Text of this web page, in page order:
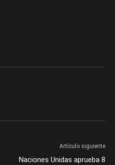
Artículo siguiente
Naciones Unidas aprueba 8